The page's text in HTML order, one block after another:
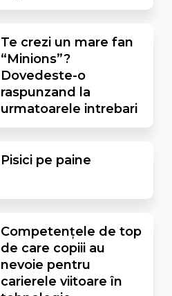
Te crezi un mare fan
“Minions”?
Dovedeste-o
raspunzand la
urmatoarele intrebari
Pisici pe paine
Competențele de top
de care copiii au
nevoie pentru
carierele viitoare în